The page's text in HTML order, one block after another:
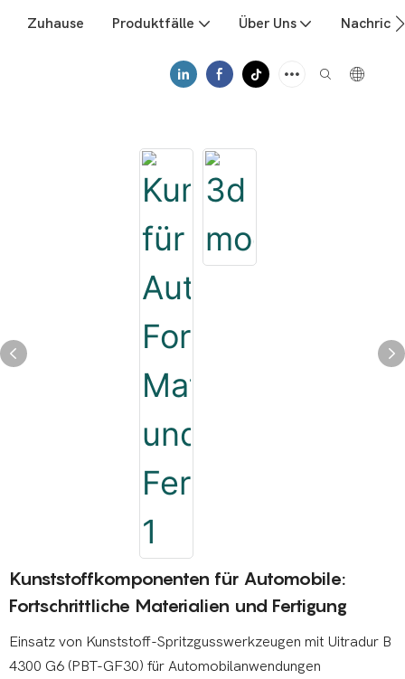
Zuhause Produktfälle Über Uns
Kunststoffkomponenten für Automobile:
Fortschrittliche Materialien und Fertigung
Einsatz von Kunststoff-Spritzgusswerkzeugen mit Uitradur B
4300 G6 (PBT-GF30) für Automobilanwendungen